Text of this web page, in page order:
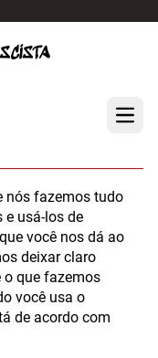
Open
nós fazemos tudo
e usá-los de
você nos dá ao
deixar claro
que fazemos
você usa o
de acordo com